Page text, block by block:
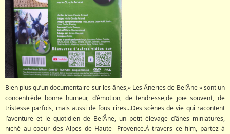
Bien plus qu’un documentaire sur les ânes,« Les Âneries de Bel’Âne » sont un
concentréde bonne humeur, d’émotion, de tendresse,de joie souvent, de
tristesse parfois, mais aussi de fous rires...Des scènes de vie qui racontent
l’aventure et le quotidien de Bel’Âne, un petit élevage d’ânes miniatures,
niché au coeur des Alpes de Haute- Provence.À travers ce film, partez à